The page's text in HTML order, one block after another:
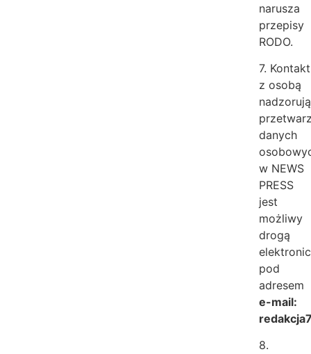
narusza
przepisy
RODO.
7. Kontakt
z osobą
danych
w NEWS
PRESS
jest
możliwy
drogą
pod
adresem
e-mail:
8.